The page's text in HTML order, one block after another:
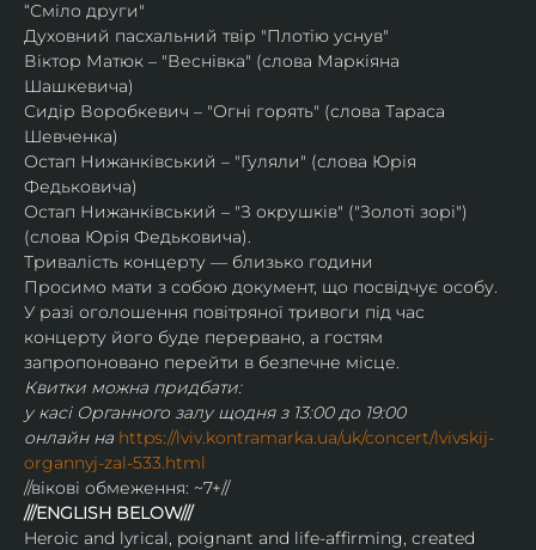
“Сміло други"
Духовний пасхальний твір "Плотію уснув"
Віктор Матюк – "Веснівка" (слова Маркіяна
Шашкевича)
Сидір Воробкевич – "Огні горять" (слова Тараса
Шевченка)
Остап Нижанківський – "Гуляли" (слова Юрія
Федьковича)
Остап Нижанківський – "З окрушків" ("Золоті зорі")
(слова Юрія Федьковича).
Тривалість концерту — близько години
Просимо мати з собою документ, що посвідчує особу.
У разі оголошення повітряної тривоги під час
концерту його буде перервано, а гостям
запропоновано перейти в безпечне місце.
Квитки можна придбати:
у касі Органного залу щодня з 13:00 до 19:00
онлайн на https://lviv.kontramarka.ua/uk/concert/lvivskij-
organnyj-zal-533.html
//вікові обмеження: ~7+//
///ENGLISH BELOW///
Heroic and lyrical, poignant and life-affirming, created